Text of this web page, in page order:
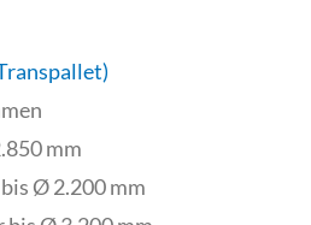
mm
Ø 2.200 mm